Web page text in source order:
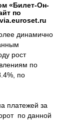
«Билет-Он-
по
динамично
рост
по
по
платежей за
по данной